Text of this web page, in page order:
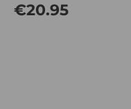
€20.95